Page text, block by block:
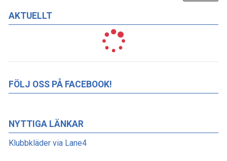
AKTUELLT
FÖLJ OSS PÅ FACEBOOK!
NYTTIGA LÄNKAR
Klubbkläder via Lane4